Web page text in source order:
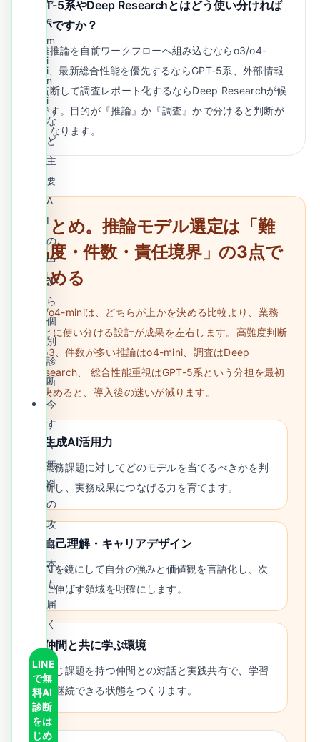
GPT-5系やDeep Researchとはどう使い分ければ
よいですか？
複雑推論を自前ワークフローへ組み込むならo3/o4-
mini、最新総合性能を優先するならGPT-5系、外部情報
を横断して調査レポート化するならDeep Researchが候
補です。目的が『推論』か『調査』かで分けると判断が
速くなります。
まとめ。推論モデル選定は「難
易度・件数・責任境界」の3点で
決める
o3/o4-miniは、どちらが上かを決める比較より、業務
ごとに使い分ける設計が成果を左右します。高難度判断
はo3、件数が多い推論はo4-mini、調査はDeep
Research、 総合性能重視はGPT-5系という分担を最初
に決めると、導入後の迷いが減ります。
生成AI活用力
業務課題に対してどのモデルを当てるべきかを判
断し、実務成果につなげる力を育てます。
自己理解・キャリアデザイン
AIを鏡にして自分の強みと価値観を言語化し、次
に伸ばす領域を明確にします。
仲間と共に学ぶ環境
同じ課題を持つ仲間との対話と実践共有で、学習
を継続できる状態をつくります。
e
m
i
n
i
な
ど
主
要
A
I
の
中
か
ら
個
別
診
断
今
す
ぐ
無
料
の
攻
略
本
も
届
く
LINE
で無
料AI
診断
をは
じめ